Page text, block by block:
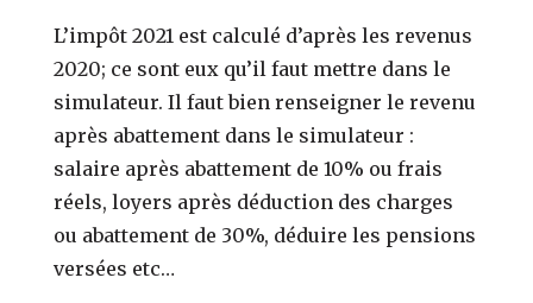
L’impôt 2021 est calculé d’après les revenus
2020; ce sont eux qu’il faut mettre dans le
simulateur. Il faut bien renseigner le revenu
après abattement dans le simulateur :
salaire après abattement de 10% ou frais
réels, loyers après déduction des charges
ou abattement de 30%, déduire les pensions
versées etc…